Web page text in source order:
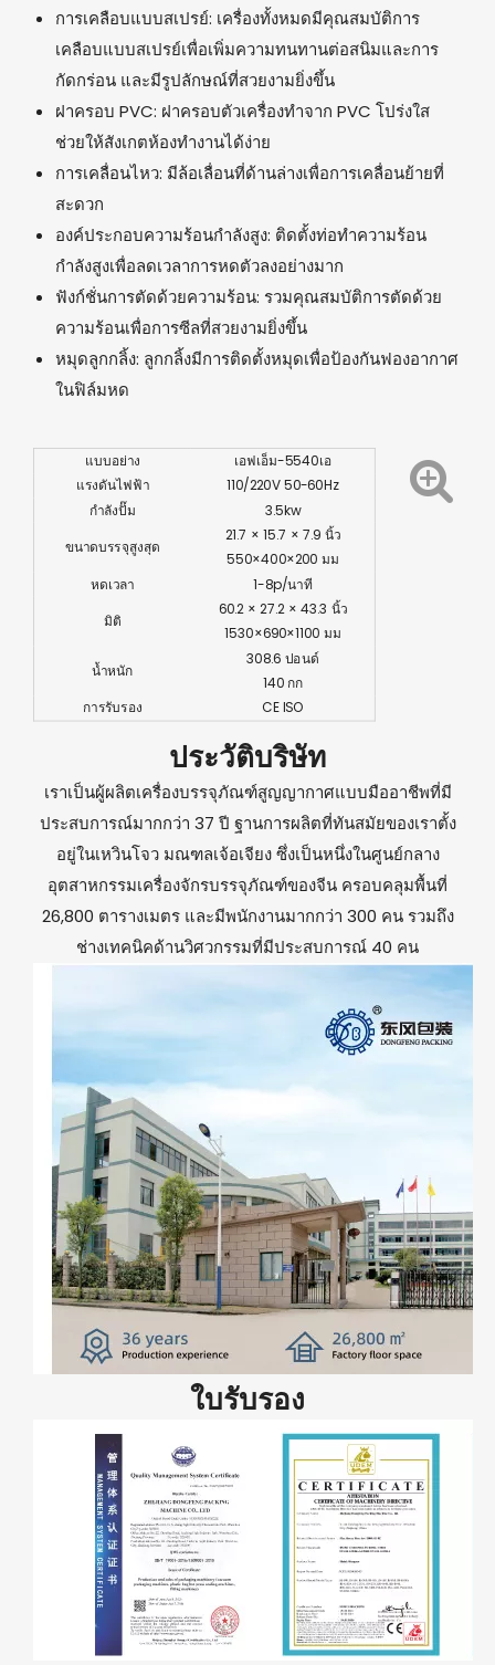
การเคลือบแบบสเปรย์: เครื่องทั้งหมดมีคุณสมบัติการ
เคลือบแบบสเปรย์เพื่อเพิ่มความทนทานต่อสนิมและการ
กัดกร่อน และมีรูปลักษณ์ที่สวยงามยิ่งขึ้น
ฝาครอบ PVC: ฝาครอบตัวเครื่องทำจาก PVC โปร่งใส
ช่วยให้สังเกตห้องทำงานได้ง่าย
การเคลื่อนไหว: มีล้อเลื่อนที่ด้านล่างเพื่อการเคลื่อนย้ายที่
สะดวก
องค์ประกอบความร้อนกำลังสูง: ติดตั้งท่อทำความร้อน
กำลังสูงเพื่อลดเวลาการหดตัวลงอย่างมาก
ฟังก์ชั่นการตัดด้วยความร้อน: รวมคุณสมบัติการตัดด้วย
ความร้อนเพื่อการซีลที่สวยงามยิ่งขึ้น
หมุดลูกกลิ้ง: ลูกกลิ้งมีการติดตั้งหมุดเพื่อป้องกันฟองอากาศ
ในฟิล์มหด
แบบอย่าง เอฟเอ็ม-5540เอ
แรงดันไฟฟ้า 110/220V 50-60Hz
กำลังปั๊ม 3.5kw
ขนาดบรรจุสูงสุด
21.7 × 15.7 × 7.9 นิ้ว
550×400×200 มม
หดเวลา 1-8p/นาที
มิติ
60.2 × 27.2 × 43.3 นิ้ว
1530×690×1100 มม
น้ำหนัก
308.6 ปอนด์
140 กก
การรับรอง
CE ISO
ประวัติบริษัท
เราเป็นผู้ผลิตเครื่องบรรจุภัณฑ์สูญญากาศแบบมืออาชีพที่มี
ประสบการณ์มากกว่า 37 ปี ฐานการผลิตที่ทันสมัยของเราตั้ง
อยู่ในเหวินโจว มณฑลเจ้อเจียง ซึ่งเป็นหนึ่งในศูนย์กลาง
อุตสาหกรรมเครื่องจักรบรรจุภัณฑ์ของจีน ครอบคลุมพื้นที่
26,800 ตารางเมตร และมีพนักงานมากกว่า 300 คน รวมถึง
ช่างเทคนิคด้านวิศวกรรมที่มีประสบการณ์ 40 คน
ใบรับรอง